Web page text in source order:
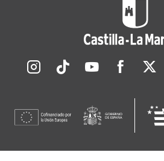
Redes sociales JCCM